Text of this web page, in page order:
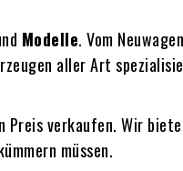
Modelle. Vom
aller Art
verkaufen. Wir
müssen.